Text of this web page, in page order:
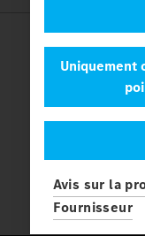
Uniquement
Avis sur la
Fournisseur
© 2026 Daimler
Mercedes-Benz